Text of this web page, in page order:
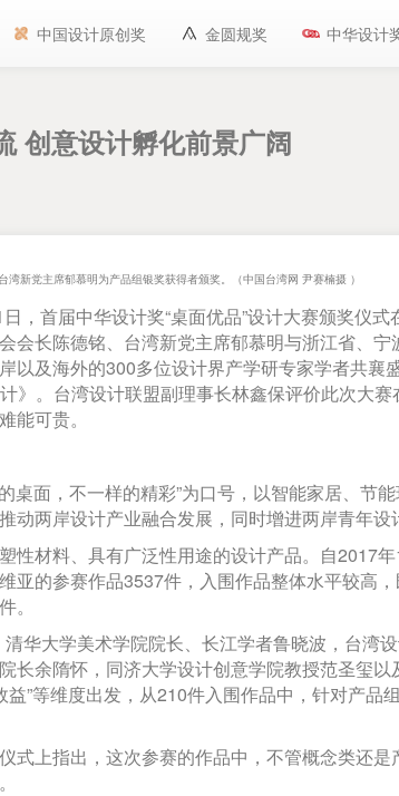
中国设计原创奖 金圆规奖 中华设计
创意设计孵化前景广阔
湾新党主席郁慕明为产品组银奖获得者颁奖。（中国台湾网 尹赛楠摄 ）
首届中华设计奖“桌面优品”设计大赛颁奖仪式
会长陈德铭、台湾新党主席郁慕明与浙江省、
以及海外的300多位设计界产学研专家学者共襄
》。台湾设计联盟副理事长林鑫保评价此次大
能可贵。
面，不一样的精彩”为口号，以智能家居、节
两岸设计产业融合发展，同时增进两岸青年设
材料、具有广泛性用途的设计产品。自2017
亚的参赛作品3537件，入围作品整体水平较高
。
大学美术学院院长、长江学者鲁晓波，台湾
长余隋怀，同济大学设计创意学院教授范圣玺以
益”等维度出发，从210件入围作品中，针对产品
上指出，这次参赛的作品中，不管概念类还是